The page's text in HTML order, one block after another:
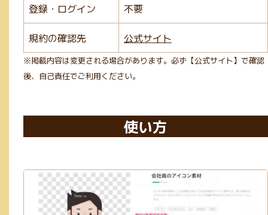
登録・ログイン 不要
規約の確認先 公式サイト
※掲載内容は変更される場合があります。必ず【公式サイト】で確認
後、自己責任でご利用ください。
使い方